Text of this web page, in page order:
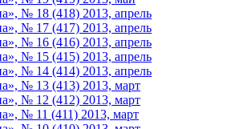
№ 18 (418) 2013, апрель
№ 17 (417) 2013, апрель
№ 16 (416) 2013, апрель
№ 15 (415) 2013, апрель
№ 14 (414) 2013, апрель
№ 13 (413) 2013, март
№ 12 (412) 2013, март
№ 11 (411) 2013, март